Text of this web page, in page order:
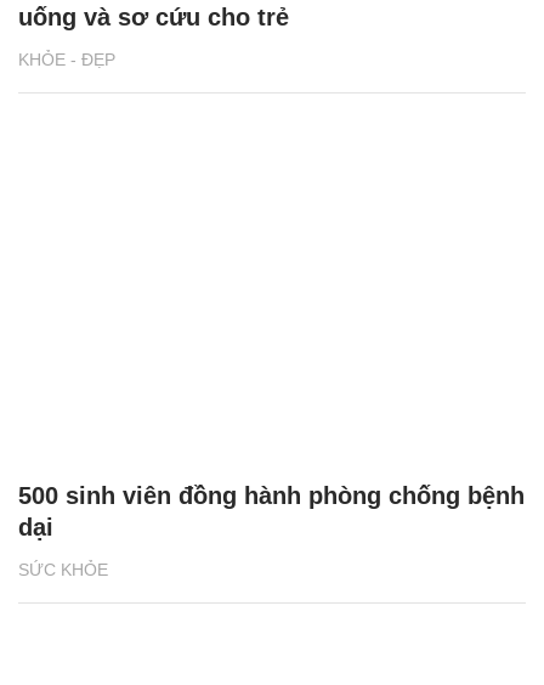
KHỎE - ĐẸP
uống và sơ cứu cho trẻ
SỨC KHỎE
500 sinh viên đồng hành phòng chống bệnh
dại